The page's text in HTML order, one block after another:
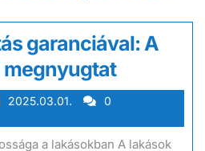
garanciával: A
megnyugtat
2025.03.01.
0
a lakásokban A lakások